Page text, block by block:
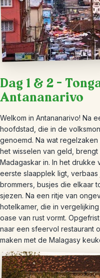
Dag 1 & 2 –
Antananarivo
Welkom in Antananarivo! Na
hoofdstad, die in de
genoemd. Na wat
het wisselen van geld,
Madagaskar in. In het drukke
eerste slaapplek ligt, verbaas
brommers, busjes die elkaar
sjezen. Na een ritje van
hotelkamer, die in
oase van rust vormt.
naar een sfeervol restaurant
maken met de Malagasy